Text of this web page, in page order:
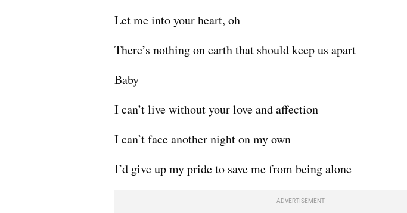
Let me into your heart, oh
There’s nothing on earth that should keep us apart
Baby
I can’t live without your love and affection
I can’t face another night on my own
I’d give up my pride to save me from being alone
ADVERTISEMENT